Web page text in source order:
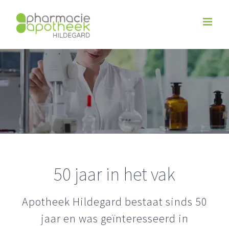
inhoud
50 jaar in het vak
Apotheek Hildegard bestaat sinds 50
jaar en was geïnteresseerd in